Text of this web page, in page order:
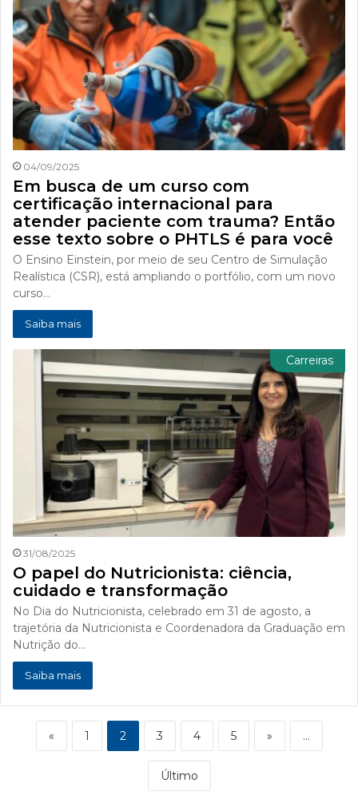
04/09/2025
Em busca de um curso com
certificação internacional para
atender paciente com trauma? Então
esse texto sobre o PHTLS é para você
O Ensino Einstein, por meio de seu Centro de Simulação
Realística (CSR), está ampliando o portfólio, com um novo
curso…
Saiba mais
Carreiras
31/08/2025
O papel do Nutricionista: ciência,
cuidado e transformação
No Dia do Nutricionista, celebrado em 31 de agosto, a
trajetória da Nutricionista e Coordenadora da Graduação em
Nutrição do…
Saiba mais
« 1 2 3 4 5 » ...
Último